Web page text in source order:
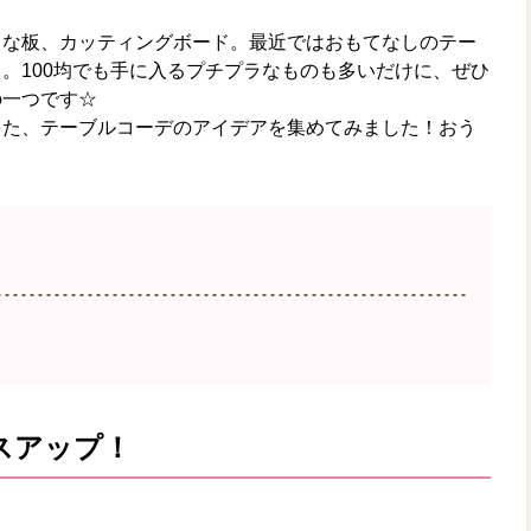
板、カッティングボード。最近ではおもてなしのテー
100均でも手に入るプチプラなものも多いだけに、ぜひ
一つです☆
、テーブルコーデのアイデアを集めてみました！おう
ップ！